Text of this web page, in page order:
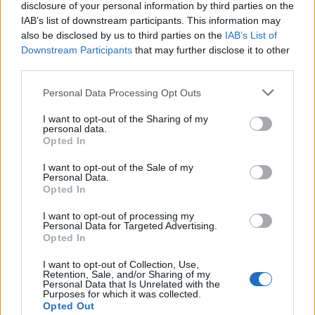
disclosure of your personal information by third parties on the
IAB’s list of downstream participants. This information may
also be disclosed by us to third parties on the IAB’s List of
Downstream Participants that may further disclose it to other
Personal Data Processing Opt Outs
I want to opt-out of the Sharing of my
personal data.
Opted In
I want to opt-out of the Sale of my
Personal Data.
Opted In
I want to opt-out of processing my
Personal Data for Targeted Advertising.
Opted In
I want to opt-out of Collection, Use,
Retention, Sale, and/or Sharing of my
Personal Data that Is Unrelated with the
Purposes for which it was collected.
Opted Out
El camp de bitlles catalanes de la Sénia
portarà el nom de Daniel Cervera
agost 18, 2024
Bitlles Catalanes
El Perelló i la Galera en quinta i sèptima
catalanes
Bitlles Catalanes
El Perelló i la Galera classificats per als
quarts de final de la Copa Generalitat de
juny 19, 2024
DEIXA UNA RESPOSTA